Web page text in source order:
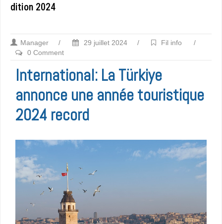
dition 2024
Manager / 29 juillet 2024 / Fil info
/
0 Comment
International: La Türkiye
annonce une année touristique
2024 record